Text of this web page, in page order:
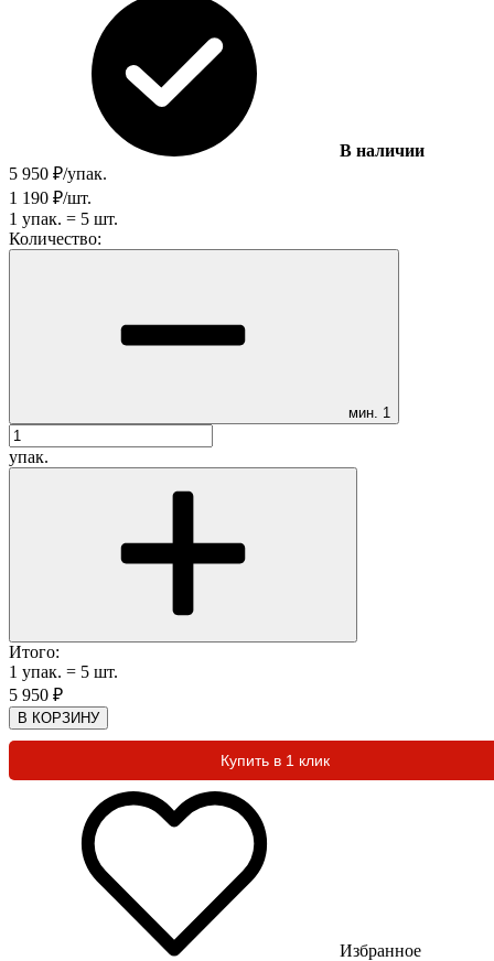
В наличии
5 950 ₽/упак.
1 190 ₽/шт.
1 упак. = 5 шт.
Количество:
мин. 1
упак.
Итого:
1 упак. = 5 шт.
5 950 ₽
В КОРЗИНУ
Купить в 1 клик
Избранное